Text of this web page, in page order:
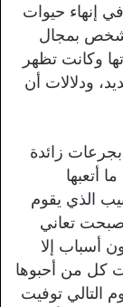
في إنهاء حيوات
شخص بمجال
وكانت تظهر
ودلالات أن
زائدة
أتعبها
الذي يقوم
تعاني
أسباب إلا
كل من أحبوها
التالي توفيت